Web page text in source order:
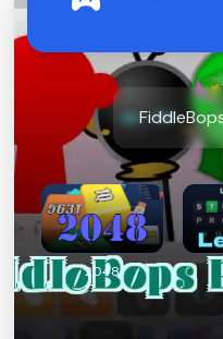
2048